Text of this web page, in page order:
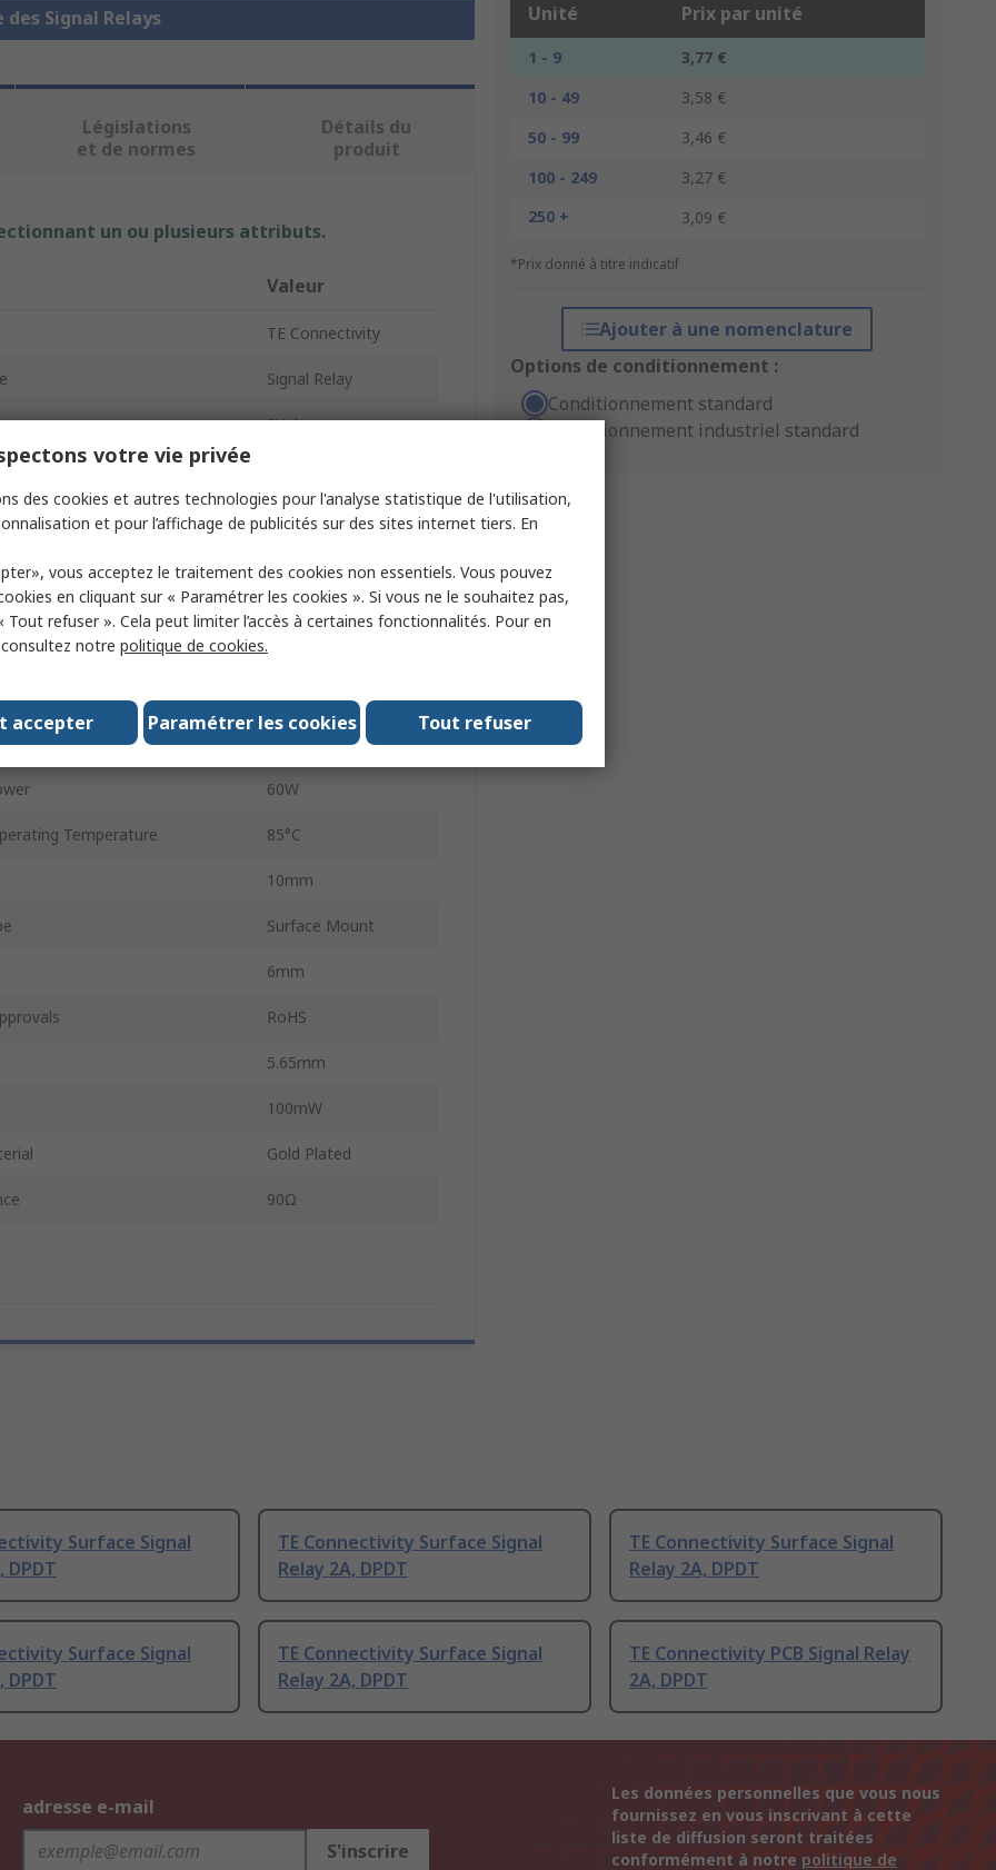
des Signal Relays Unité Prix par unité
1 - 9
3,77 €
10 - 49
3,58 €
50 - 99
3,46 €
100 - 249
3,27 €
250 +
3,09 €
*Prix donné à titre indicatif
Ajouter à une nomenclature
Options de conditionnement :
Conditionnement standard
Conditionnement industriel standard
Législations
et de normes
Détails du
produit
un ou plusieurs attributs.
Valeur
TE Connectivity
Signal Relay
3V dc
Surface
Voltage 250V ac
Voltage 220V dc
Axicom
Temperature -40°C
60W
Temperature 85°C
10mm
Surface Mount
6mm
RoHS
5.65mm
100mW
Gold Plated
90Ω
Surface Signal
DPDT
TE Connectivity Surface Signal
Relay 2A, DPDT
TE Connectivity Surface Signal
Relay 2A, DPDT
Surface Signal
DPDT
TE Connectivity Surface Signal
Relay 2A, DPDT
TE Connectivity PCB Signal Relay
2A, DPDT
adresse e-mail
S'inscrire
Les données personnelles que vous nous
fournissez en vous inscrivant à cette
liste de diffusion seront traitées
conformément à notre politique de
votre vie privée
des cookies et autres technologies pour l'analyse statistique de l'utilisation,
et pour l’affichage de publicités sur des sites internet tiers. En
vous acceptez le traitement des cookies non essentiels. Vous pouvez
en cliquant sur « Paramétrer les cookies ». Si vous ne le souhaitez pas,
Tout refuser ». Cela peut limiter l’accès à certaines fonctionnalités. Pour en
notre politique de cookies.
accepter Paramétrer les cookies Tout refuser